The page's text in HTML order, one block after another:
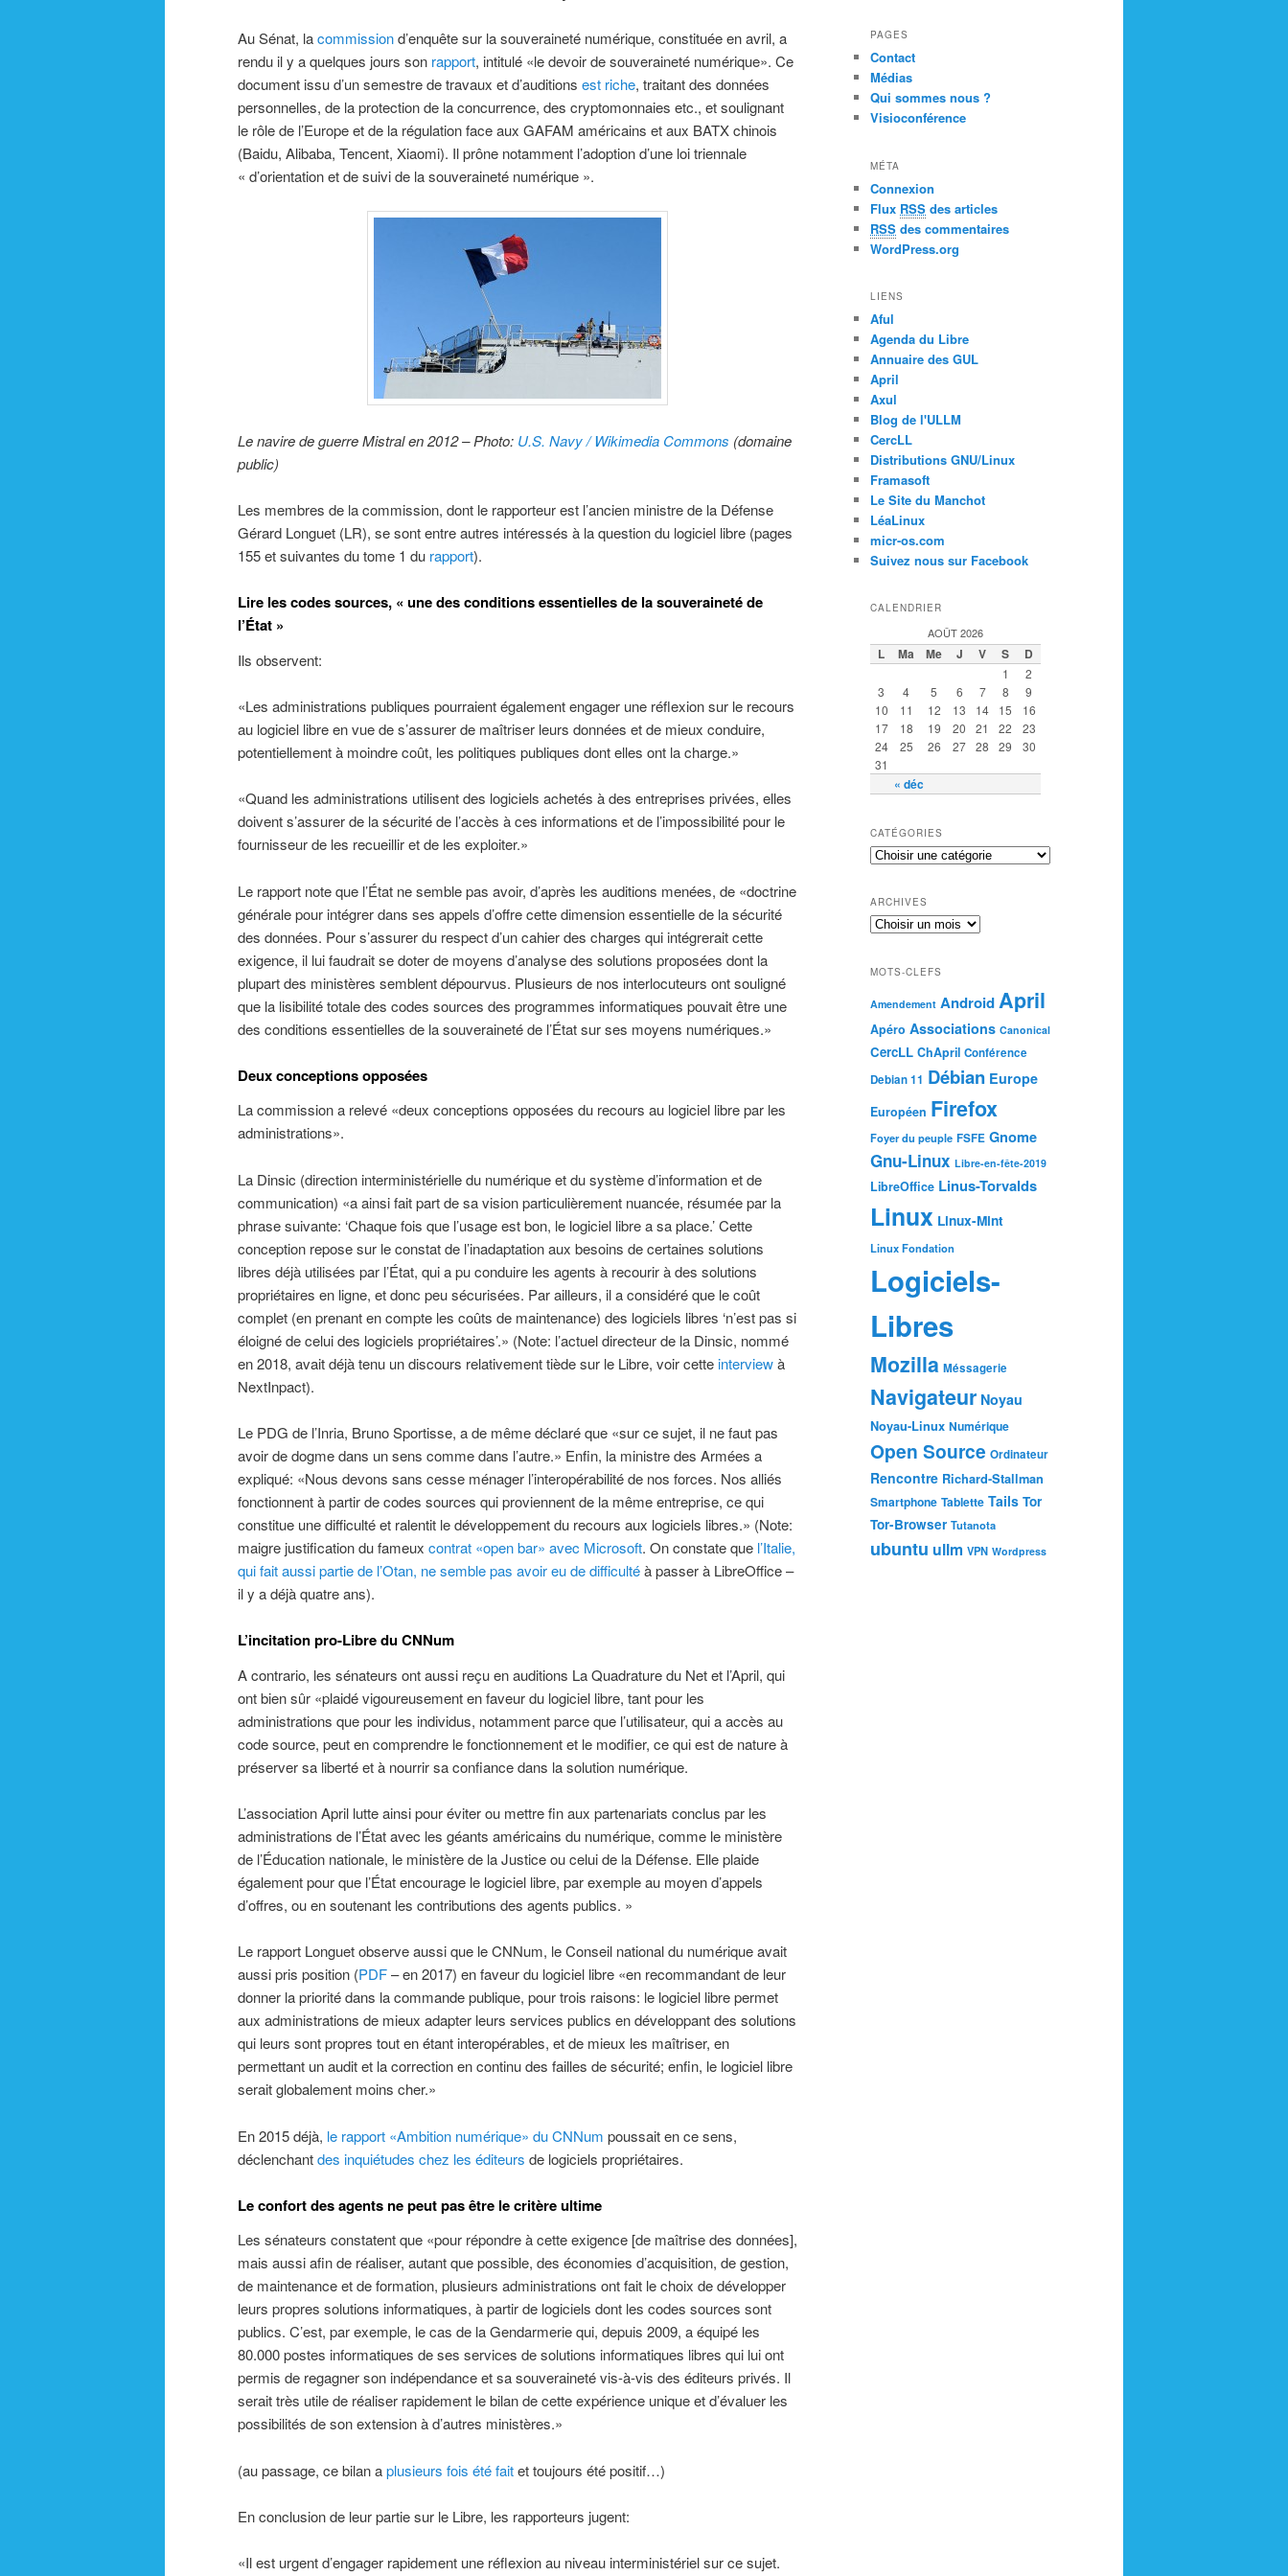
Au Sénat, lacommissiond’enquête sur la souveraineté numérique, constituée en avril, a
rendu il y a quelques jours son rapport, intitulé «le devoir de souveraineté numérique». Ce
document issu d’un semestre de travaux et d’auditions est riche, traitant des données
personnelles, de la protection de la concurrence, des cryptomonnaies etc., et soulignant
le rôle de l’Europe et de la régulation face aux GAFAM américains et aux BATX chinois
(Baidu, Alibaba, Tencent, Xiaomi). Il prône notamment l’adoption d’une loi triennale
« d’orientation et de suivi de la souveraineté numérique ».
Le navire de guerre Mistral en 2012 – Photo: U.S. Navy / Wikimedia Commons (domaine
public)
Les membres de la commission, dont le rapporteur est l’ancien ministre de la Défense
Gérard Longuet (LR), se sont entre autres intéressés à la question du logiciel libre (pages
155 et suivantes du tome 1 du rapport).
Lire les codes sources, « une des conditions essentielles de la souveraineté de
l’État »
Ils observent:
«Les administrations publiques pourraient également engager une réflexion sur le recours
au logiciel libre en vue de s’assurer de maîtriser leurs données et de mieux conduire,
potentiellement à moindre coût, les politiques publiques dont elles ont la charge.»
«Quand les administrations utilisent des logiciels achetés à des entreprises privées, elles
doivent s’assurer de la sécurité de l’accès à ces informations et de l’impossibilité pour le
fournisseur de les recueillir et de les exploiter.»
Le rapport note que l’État ne semble pas avoir, d’après les auditions menées, de «doctrine
générale pour intégrer dans ses appels d’offre cette dimension essentielle de la sécurité
des données. Pour s’assurer du respect d’un cahier des charges qui intégrerait cette
exigence, il lui faudrait se doter de moyens d’analyse des solutions proposées dont la
plupart des ministères semblent dépourvus. Plusieurs de nos interlocuteurs ont souligné
que la lisibilité totale des codes sources des programmes informatiques pouvait être une
des conditions essentielles de la souveraineté de l’État sur ses moyens numériques.»
Deux conceptions opposées
La commission a relevé «deux conceptions opposées du recours au logiciel libre par les
administrations».
La Dinsic (direction interministérielle du numérique et du système d’information et de
communication) «a ainsi fait part de sa vision particulièrement nuancée, résumée par la
phrase suivante: ‘Chaque fois que l’usage est bon, le logiciel libre a sa place.’ Cette
conception repose sur le constat de l’inadaptation aux besoins de certaines solutions
libres déjà utilisées par l’État, qui a pu conduire les agents à recourir à des solutions
propriétaires en ligne, et donc peu sécurisées. Par ailleurs, il a considéré que le coût
complet (en prenant en compte les coûts de maintenance) des logiciels libres ‘n’est pas si
éloigné de celui des logiciels propriétaires’.» (Note: l’actuel directeur de la Dinsic, nommé
en 2018, avait déjà tenu un discours relativement tiède sur le Libre, voir cetteinterviewà
NextInpact).
Le PDG de l’Inria, Bruno Sportisse, a de même déclaré que «sur ce sujet, il ne faut pas
avoir de dogme dans un sens comme dans l’autre.» Enfin, la ministre des Armées a
expliqué: «Nous devons sans cesse ménager l’interopérabilité de nos forces. Nos alliés
fonctionnent à partir de codes sources qui proviennent de la même entreprise, ce qui
constitue une difficulté et ralentit le développement du recours aux logiciels libres.» (Note:
maigre justification du fameux contrat «open bar» avec Microsoft. On constate que l’Italie,
qui fait aussi partie de l’Otan, ne semble pas avoir eu de difficultéà passer à LibreOffice –
il y a déjà quatre ans).
L’incitation pro-Libre du CNNum
A contrario, les sénateurs ont aussi reçu en auditions La Quadrature du Net et l’April, qui
ont bien sûr «plaidé vigoureusement en faveur du logiciel libre, tant pour les
administrations que pour les individus, notamment parce que l’utilisateur, qui a accès au
code source, peut en comprendre le fonctionnement et le modifier, ce qui est de nature à
préserver sa liberté et à nourrir sa confiance dans la solution numérique.
L’association April lutte ainsi pour éviter ou mettre fin aux partenariats conclus par les
administrations de l’État avec les géants américains du numérique, comme le ministère
de l’Éducation nationale, le ministère de la Justice ou celui de la Défense. Elle plaide
également pour que l’État encourage le logiciel libre, par exemple au moyen d’appels
d’offres, ou en soutenant les contributions des agents publics. »
Le rapport Longuet observe aussi que le CNNum, le Conseil national du numérique avait
aussi pris position (PDF– en 2017) en faveur du logiciel libre «en recommandant de leur
donner la priorité dans la commande publique, pour trois raisons: le logiciel libre permet
aux administrations de mieux adapter leurs services publics en développant des solutions
qui leurs sont propres tout en étant interopérables, et de mieux les maîtriser, en
permettant un audit et la correction en continu des failles de sécurité; enfin, le logiciel libre
serait globalement moins cher.»
En 2015 déjà, le rapport «Ambition numérique» du CNNum poussait en ce sens,
déclenchantdes inquiétudes chez les éditeurs de logiciels propriétaires.
Le confort des agents ne peut pas être le critère ultime
Les sénateurs constatent que «pour répondre à cette exigence [de maîtrise des données],
mais aussi afin de réaliser, autant que possible, des économies d’acquisition, de gestion,
de maintenance et de formation, plusieurs administrations ont fait le choix de développer
leurs propres solutions informatiques, à partir de logiciels dont les codes sources sont
publics. C’est, par exemple, le cas de la Gendarmerie qui, depuis 2009, a équipé les
80.000 postes informatiques de ses services de solutions informatiques libres qui lui ont
permis de regagner son indépendance et sa souveraineté vis-à-vis des éditeurs privés. Il
serait très utile de réaliser rapidement le bilan de cette expérience unique et d’évaluer les
possibilités de son extension à d’autres ministères.»
(au passage, ce bilan aplusieurs fois été faitet toujours été positif…)
En conclusion de leur partie sur le Libre, les rapporteurs jugent:
«Il est urgent d’engager rapidement une réflexion au niveau interministériel sur ce sujet.
PAGES
Contact
Médias
Qui sommes nous ?
Visioconférence
MÉTA
Connexion
Flux RSS des articles
RSS des commentaires
WordPress.org
LIENS
Aful
Agenda du Libre
Annuaire des GUL
April
Axul
Blog de l'ULLM
CercLL
Distributions GNU/Linux
Framasoft
Le Site du Manchot
LéaLinux
micr-os.com
Suivez nous sur Facebook
CALENDRIER
AOÛT 2026
L Ma Me J V S D
« déc
1
2
3
4 5 6 7 8
9
10
11 12 13 14 15
16
17
18 19 20 21 22
23
24
25 26 27 28 29
30
31
CATÉGORIES
ARCHIVES
MOTS-CLEFS
Amendement AndroidApril
Apéro Associations Canonical
CercLL ChApril Conférence
Debian 11 Débian Europe
Européen Firefox
Foyer du peuple FSFE Gnome
Gnu-Linux Libre-en-fête-2019
LibreOffice Linus-Torvalds
Linux Linux-Mint
Linux Fondation
Logiciels-
Libres
Mozilla Méssagerie
Navigateur Noyau
Noyau-Linux Numérique
Open Source Ordinateur
Rencontre Richard-Stallman
Smartphone Tablette Tails Tor
Tor-Browser Tutanota
ubuntu ullm VPN Wordpress